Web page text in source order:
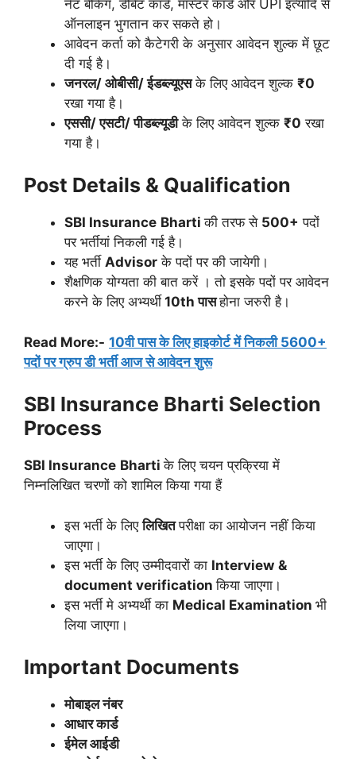
नेट बैंकिंग, डेबिट कार्ड, मास्टर कार्ड और UPI इत्यादि से
ऑनलाइन भुगतान कर सकते हो।
आवेदन कर्ता को कैटेगरी के अनुसार आवेदन शुल्क में छूट
दी गई है।
जनरल/ ओबीसी/ ईडब्ल्यूएसके लिए आवेदन शुल्क ₹0
रखा गया है।
एससी/ एसटी/ पीडब्ल्यूडीके लिए आवेदन शुल्क ₹0 रखा
गया है।
Post Details & Qualification
SBI Insurance Bhartiकी तरफ से 500+ पदों
पर भर्तीयां निकली गई है।
यह भर्ती Advisor के पदों पर की जायेगी।
शैक्षणिक योग्यता की बात करें । तो इसके पदों पर आवेदन
करने के लिए अभ्यर्थी 10th पासहोना जरुरी है।
Read More:- 10वी पास के लिए हाइकोर्ट में निकली 5600+
पदों पर ग्रुप डी भर्ती आज से आवेदन शुरू
SBI Insurance Bharti Selection
Process
SBI Insurance Bhartiके लिए चयन प्रक्रिया में
निम्नलिखित चरणों को शामिल किया गया हैं
इस भर्ती के लिएलिखितपरीक्षा का आयोजन नहीं किया
जाएगा।
इस भर्ती के लिए उम्मीदवारों का Interview &
document verificationकिया जाएगा।
इस भर्ती मे अभ्यर्थी का Medical Examination भी
लिया जाएगा।
Important Documents
मोबाइल नंबर
आधार कार्ड
ईमेल आईडी